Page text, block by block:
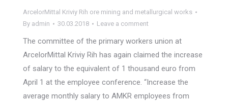
ArcelorMittal Kriviy Rih ore mining and metallurgical works
By admin 30.03.2018 Leave a comment
The committee of the primary workers union at
ArcelorMittal Kriviy Rih has again claimed the increase
of salary to the equivalent of 1 thousand euro from
April 1 at the employee conference. “Increase the
average monthly salary to AMKR employees from